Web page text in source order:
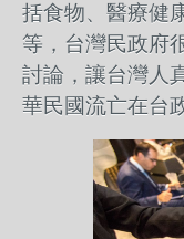
括食物、醫療健
等，台灣民政府
討論，讓台灣人
華民國流亡在台